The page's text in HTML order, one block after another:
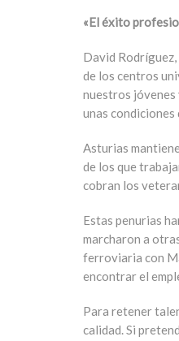
«El éxito
David
de los centros
nuestros jóvenes
unas
Asturias
de los que
cobran los
Estas penurias
marcharon a
ferroviaria con
encontrar el
Para retener
calidad. Si